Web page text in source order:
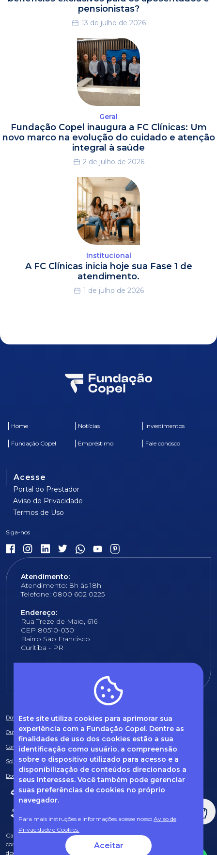
Este site utiliza cookies para aprimorar sua
experiência com a Fundação Copel. Dentre as
finalidades de uso dos cookies estão a sua
identificação como usuário, a compreensão
sobre o dispositivo utilizado para acesso e a
disponibilização de conteúdos direcionados a
seus interesses. Você também pode gerenciar
suas preferências de cookies no próprio
navegador.
Para mais instruções e informações acesse nosso Aviso de
Privacidade e Cookies.
Aceitar
pensionistas?
13 de julho de 2026
Geral
Fundação Copel inaugura a FC Clínicas: Um
novo marco na evolução do cuidado e atenção
integral à saúde
2 de julho de 2026
Institucional
A FC Clínicas inicia hoje sua Fase 1 de
atendimento.
1 de julho de 2026
Home Notícias Investimentos
Fundação Copel Empréstimo Fale conosco
Acesse
Portal do Prestador
Aviso de Privacidade
Termos de Uso
Atendimento:
Atendimento: 8h às 18h
Telefone: 0800 602 0225
Endereço:
Rua Treze de Maio, 616
CEP 80510-030
Bairro São Francisco
Curitiba - PR
Dúvidas frequentes
Ouvidoria
Canal de Denúncias
Solicitação de informações
Documentos obrigatórios
Caso tenha dúvidas sobre Privacidade de Dados e LGPD, entre em
contato com o nosso DPO (encarregado de dados) via e-mail:
dpo@fcopel.org.br